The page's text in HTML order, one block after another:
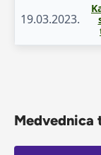
19.03.2023.